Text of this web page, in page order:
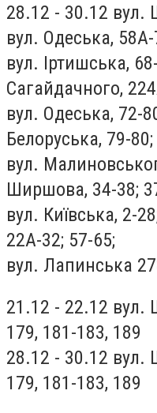
28.12 - 30.12 вул.
вул. Одеська,
вул. Іртишська,
Сагайдачного,
вул. Одеська, 72-
Белоруська, 79-
вул.
Ширшова, 34-38;
вул. Київська, 2-
22А-32; 57-65;
вул. Лапинська
21.12 - 22.12 вул.
179, 181-183, 189
28.12 - 30.12 вул.
179, 181-183, 189